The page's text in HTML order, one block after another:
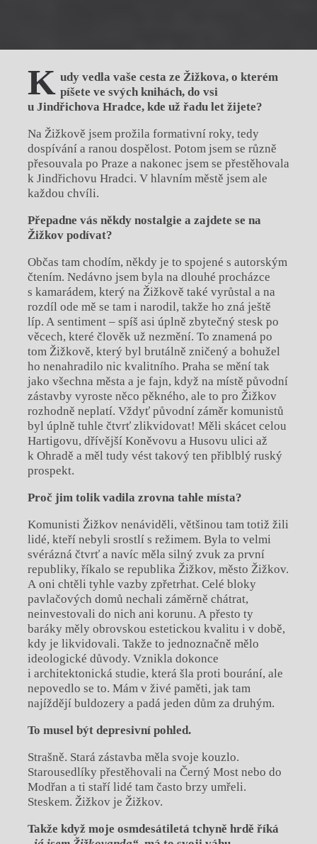
K udy vedla vaše cesta ze Žižkova, o kterém
píšete ve svých knihách, do vsi
u Jindřichova Hradce, kde už řadu let žijete?
Na Žižkově jsem prožila formativní roky, tedy
dospívání a ranou dospělost. Potom jsem se různě
přesouvala po Praze a nakonec jsem se přestěhovala
k Jindřichovu Hradci. V hlavním městě jsem ale
každou chvíli.
Přepadne vás někdy nostalgie a zajdete se na
Žižkov podívat?
Občas tam chodím, někdy je to spojené s autorským
čtením. Nedávno jsem byla na dlouhé procházce
s kamarádem, který na Žižkově také vyrůstal a na
rozdíl ode mě se tam i narodil, takže ho zná ještě
líp. A sentiment – spíš asi úplně zbytečný stesk po
věcech, které člověk už nezmění. To znamená po
tom Žižkově, který byl brutálně zničený a bohužel
ho nenahradilo nic kvalitního. Praha se mění tak
jako všechna města a je fajn, když na místě původní
zástavby vyroste něco pěkného, ale to pro Žižkov
rozhodně neplatí. Vždyť původní záměr komunistů
byl úplně tuhle čtvrť zlikvidovat! Měli skácet celou
Hartigovu, dřívější Koněvovu a Husovu ulici až
k Ohradě a měl tudy vést takový ten přiblblý ruský
prospekt.
Proč jim tolik vadila zrovna tahle místa?
Komunisti Žižkov nenáviděli, většinou tam totiž žili
lidé, kteří nebyli srostlí s režimem. Byla to velmi
svérázná čtvrť a navíc měla silný zvuk za první
republiky, říkalo se republika Žižkov, město Žižkov.
A oni chtěli tyhle vazby zpřetrhat. Celé bloky
pavlačových domů nechali záměrně chátrat,
neinvestovali do nich ani korunu. A přesto ty
baráky měly obrovskou estetickou kvalitu i v době,
kdy je likvidovali. Takže to jednoznačně mělo
ideologické důvody. Vznikla dokonce
i architektonická studie, která šla proti bourání, ale
nepovedlo se to. Mám v živé paměti, jak tam
najíždějí buldozery a padá jeden dům za druhým.
To musel být depresivní pohled.
Strašně. Stará zástavba měla svoje kouzlo.
Starousedlíky přestěhovali na Černý Most nebo do
Modřan a ti staří lidé tam často brzy umřeli.
Steskem. Žižkov je Žižkov.
Takže když moje osmdesátiletá tchyně hrdě říká